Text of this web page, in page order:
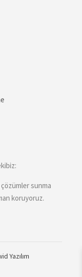
sunma
koruyoruz.
Yazılım